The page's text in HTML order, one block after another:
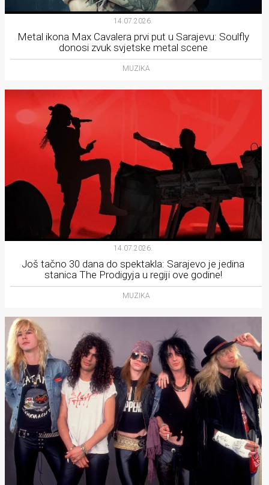
14.07.2026.
Metal ikona Max Cavalera prvi put u Sarajevu: Soulfly
donosi zvuk svjetske metal scene
MUZIKA
14.07.2026.
Još tačno 30 dana do spektakla: Sarajevo je jedina
stanica The Prodigyja u regiji ove godine!
MUZIKA